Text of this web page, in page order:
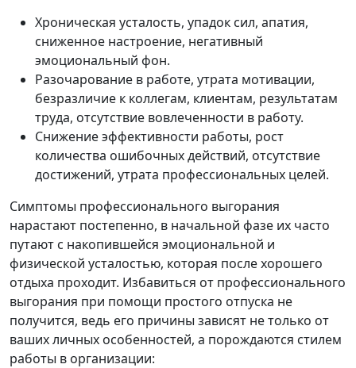
Хроническая усталость, упадок сил, апатия,
сниженное настроение, негативный
эмоциональный фон.
Разочарование в работе, утрата мотивации,
безразличие к коллегам, клиентам, результатам
труда, отсутствие вовлеченности в работу.
Снижение эффективности работы, рост
количества ошибочных действий, отсутствие
достижений, утрата профессиональных целей.
Симптомы профессионального выгорания
нарастают постепенно, в начальной фазе их часто
путают с накопившейся эмоциональной и
физической усталостью, которая после хорошего
отдыха проходит. Избавиться от профессионального
выгорания при помощи простого отпуска не
получится, ведь его причины зависят не только от
ваших личных особенностей, а порождаются стилем
работы в организации: